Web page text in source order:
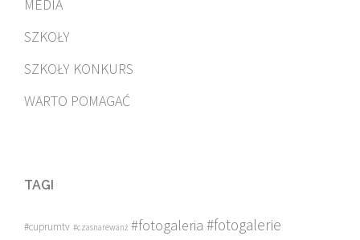
MEDIA
SZKOŁY
SZKOŁY KONKURS
WARTO POMAGAĆ
TAGI
#cuprumtv #czasnarewanż #fotogaleria #fotogalerie